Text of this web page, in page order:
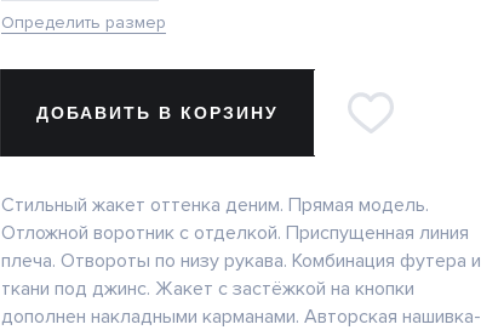
Определить размер
ДОБАВИТЬ В КОРЗИНУ
Стильный жакет оттенка деним. Прямая модель.
Отложной воротник с отделкой. Приспущенная линия
плеча. Отвороты по низу рукава. Комбинация футера и
ткани под джинс. Жакет с застёжкой на кнопки
дополнен накладными карманами. Авторская нашивка-